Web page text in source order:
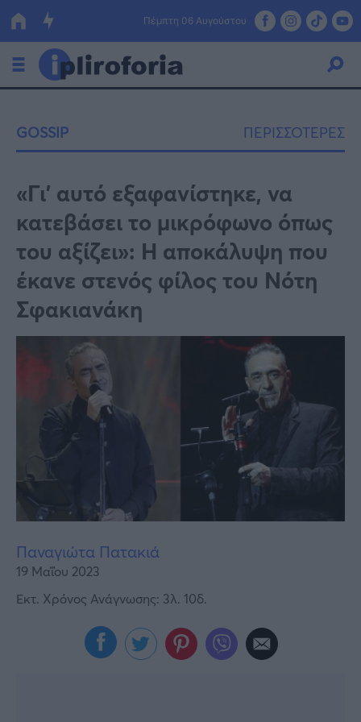
Πέμπτη 06 Αυγούστου
Οικονομία
Πολιτική
Τράπεζες
Επιδοτήσεις
ΕΣΠΑ
Κόσμος
Lifestyle
Αθλητικά
Υγεία
Γυναίκα
Καιρός
GOSSIP ΠΕΡΙΣΣΟΤΕΡΕΣ
«Γι’ αυτό εξαφανίστηκε, να
κατεβάσει το μικρόφωνο όπως
του αξίζει»: Η αποκάλυψη που
έκανε στενός φίλος του Νότη
Σφακιανάκη
Παναγιώτα Πατακιά
19 Μαΐου 2023
Εκτ. Χρόνος Ανάγνωσης: 3λ. 10δ.